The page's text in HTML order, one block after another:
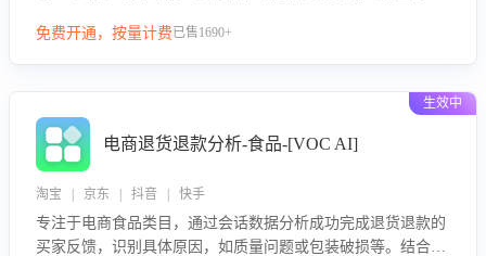
商家优化产品或服务，实现销售额的显著提升。
免费开通，按量计费已售1690+
生效中
电商退货退款分析-食品-[VOC AI]
淘宝 | 京东 | 抖音 | 快手
专注于电商食品类目，通过会话数据分析成功完成退货退款的
买家反馈，识别具体原因，如质量问题或包装破损等。结合AI